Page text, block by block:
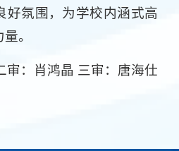
好氛围，为学校内涵式高
。
审：肖鸿晶 三审：唐海仕